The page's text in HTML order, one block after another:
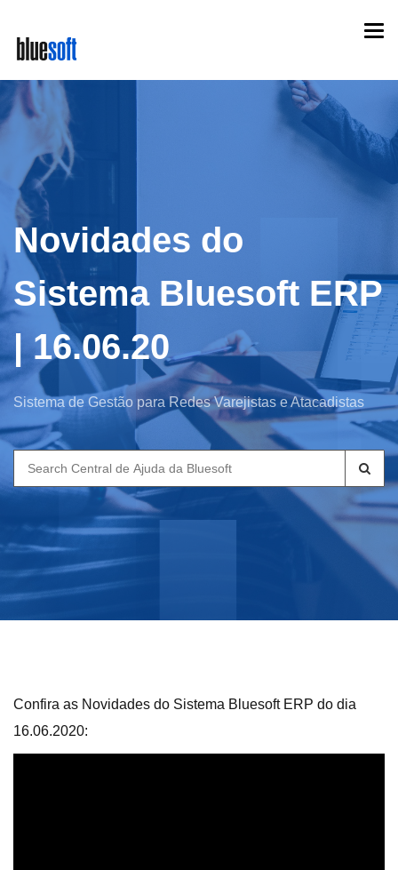
main
content
Novidades do
Sistema Bluesoft ERP
| 16.06.20
Sistema de Gestão para Redes Varejistas e Atacadistas
Search
for:
Confira as Novidades do Sistema Bluesoft ERP do dia
16.06.2020: